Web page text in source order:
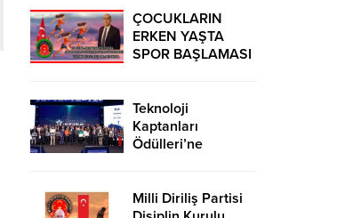
ÇOCUKLARIN
ERKEN YAŞTA
SPOR BAŞLAMASI
UZAK TUTUMUŞ
OLACAKTIR
Teknoloji
Kaptanları
Ödülleri’ne
Milli Diriliş Partisi